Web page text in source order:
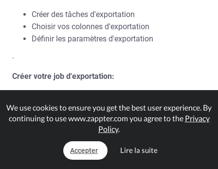
Créer des tâches d'exportation
Choisir vos colonnes d'exportation
Définir les paramètres d'exportation
.
Créer votre job d'exportation:
.
1. Admin > ; Order Export / Fulfillment Tool > ;
Configure jobs. Toutes les tâches d'exportation
existantes s'affichent. Cliquez sur le bouton '+ New Job'.
We use cookies to ensure you get the best user experience. By
continuing to use www.zappter.com you agree to the Privacy
Policy.
Accepter Lire la suite